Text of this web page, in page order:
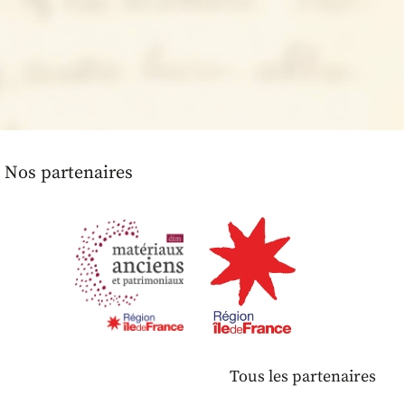
Nos partenaires
Tous les partenaires